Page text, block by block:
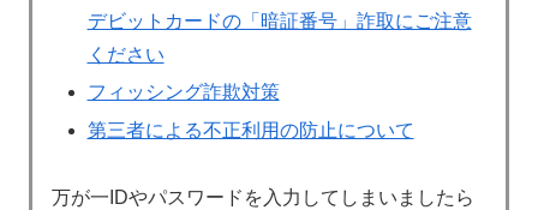
デビットカードの「暗証番号」詐取にご注意
ください
フィッシング詐欺対策
第三者による不正利用の防止について
万が一IDやパスワードを入力してしまいましたら